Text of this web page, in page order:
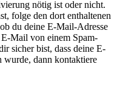
nötig ist oder nicht.
folge den dort enthaltenen
du deine E-Mail-Adresse
Mail von einem Spam-
sicher bist, dass deine E-
wurde, dann kontaktiere